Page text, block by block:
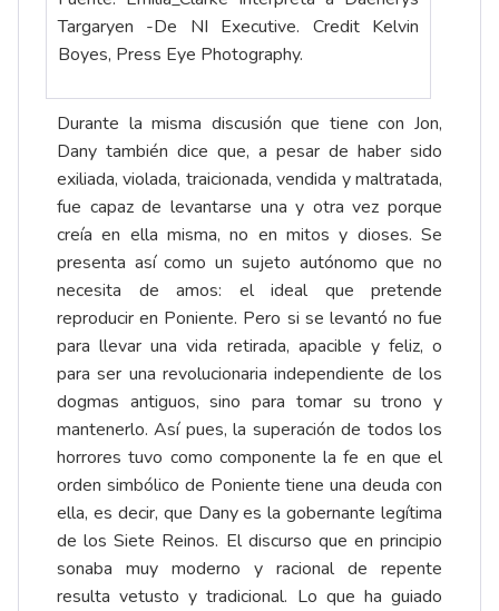
Targaryen -De NI Executive. Credit Kelvin
Boyes, Press Eye Photography.
Durante la misma discusión que tiene con Jon,
Dany también dice que, a pesar de haber sido
exiliada, violada, traicionada, vendida y maltratada,
fue capaz de levantarse una y otra vez porque
creía en ella misma, no en mitos y dioses. Se
presenta así como un sujeto autónomo que no
necesita de amos: el ideal que pretende
reproducir en Poniente. Pero si se levantó no fue
para llevar una vida retirada, apacible y feliz, o
para ser una revolucionaria independiente de los
dogmas antiguos, sino para tomar su trono y
mantenerlo. Así pues, la superación de todos los
horrores tuvo como componente la fe en que el
orden simbólico de Poniente tiene una deuda con
ella, es decir, que Dany es la gobernante legítima
de los Siete Reinos. El discurso que en principio
sonaba muy moderno y racional de repente
resulta vetusto y tradicional. Lo que ha guiado